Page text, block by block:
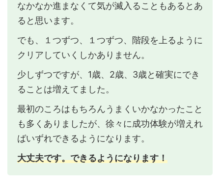
なかなか進まなくて気が滅入ることもあるとあ
ると思います。
でも、１つずつ、１つずつ、階段を上るように
クリアしていくしかありません。
少しずつですが、1歳、2歳、3歳と確実にでき
ることは増えてました。
最初のころはもちろんうまくいかなかったこと
も多くありましたが、徐々に成功体験が増えれ
ばいずれできるようになります。
大丈夫です。できるようになります！